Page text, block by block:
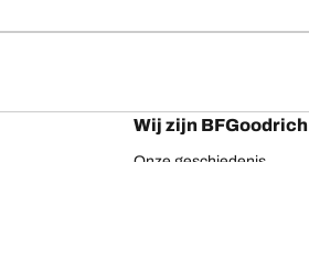
Wij zijn BFGoodrich
Onze geschiedenis